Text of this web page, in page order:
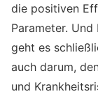
die positiven
Parameter.
geht es
auch darum,
und